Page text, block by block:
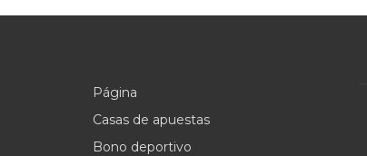
Página
Casas de apuestas
Bono deportivo